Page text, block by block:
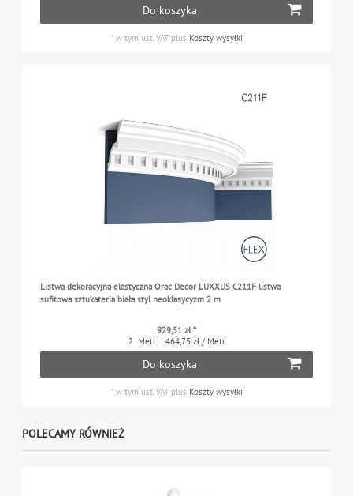
Do koszyka
*w tym ust. VATplus Koszty wysyłki
Listwa dekoracyjna elastyczna Orac Decor LUXXUS C211F listwa
sufitowa sztukateria biała styl neoklasycyzm 2 m
929,51 zł *
2 Metr | 464,75 zł / Metr
Do koszyka
*w tym ust. VATplus Koszty wysyłki
POLECAMY RÓWNIEŻ